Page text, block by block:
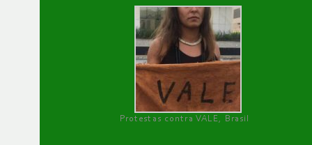
Protestas contra VALE, Brasil